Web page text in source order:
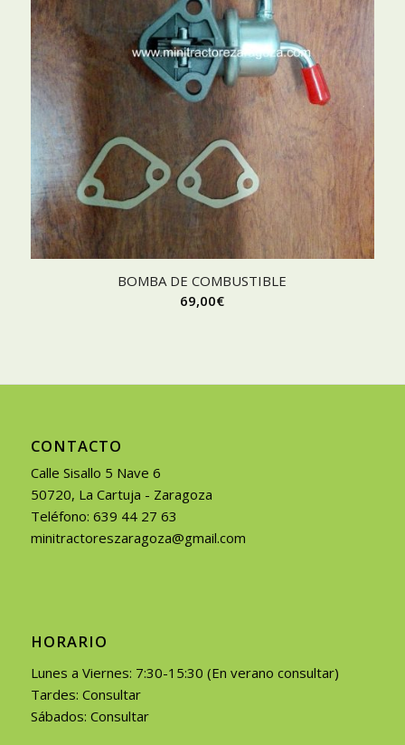
BOMBA DE COMBUSTIBLE
69,00€
CONTACTO
Calle Sisallo 5 Nave 6
50720, La Cartuja - Zaragoza
Teléfono: 639 44 27 63
minitractoreszaragoza@gmail.com
HORARIO
Lunes a Viernes: 7:30-15:30 (En verano consultar)
Tardes: Consultar
Sábados: Consultar